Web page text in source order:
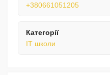
+380661051205
Категорії
IT школи